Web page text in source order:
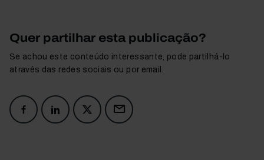
Quer partilhar esta publicação?
Se achou este conteúdo interessante, pode partilhá-lo
através das redes sociais ou por email.